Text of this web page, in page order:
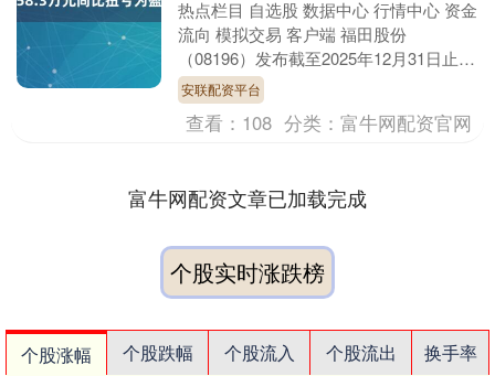
热点栏目 自选股 数据中心 行情中心 资金
流向 模拟交易 客户端 福田股份
（08196）发布截至2025年12月31日止年
度业绩，该集团期内取得收益1.31亿元....
安联配资平台
查看： 108 分类：富牛网配资官网
富牛网配资文章已加载完成
个股实时涨跌榜
个股涨幅 个股跌幅 个股流入 个股流出
换手率